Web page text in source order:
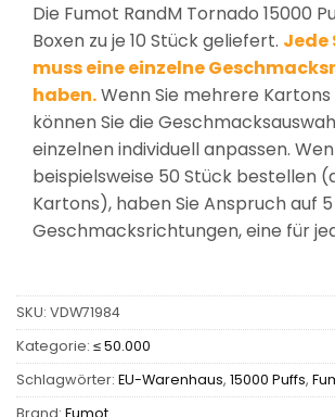
Die Fumot RandM Tornado 15000
Boxen zu je 10 Stück geliefert. Jede
muss eine einzelne
haben.Wenn Sie mehrere
können Sie die
einzelnen individuell anpassen.
beispielsweise 50 Stück bestellen
Kartons), haben Sie Anspruch auf
Geschmacksrichtungen, eine für
SKU: VDW71984
Kategorie: ≤ 50.000
Schlagwörter: EU-Warenhaus, 15000 Puffs,